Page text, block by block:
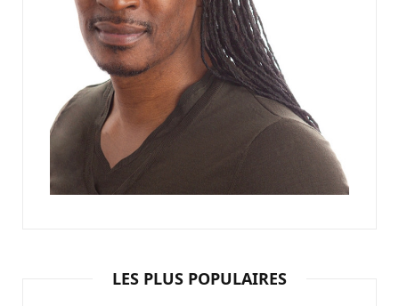
LES PLUS POPULAIRES